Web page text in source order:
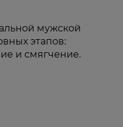
мужской
этапов:
и смягчение.